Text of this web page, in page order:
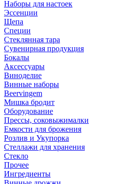
Наборы для настоек
Эссенции
Щепа
Специи
Стеклянная тара
Сувенирная продукция
Бокалы
Аксессуары
Виноделие
Винные наборы
Beervingem
Мишка бродит
Оборудование
Прессы, соковыжималки
Емкости для брожения
Розлив и Укупорка
Стеллажи для хранения
Стекло
Прочее
Ингредиенты